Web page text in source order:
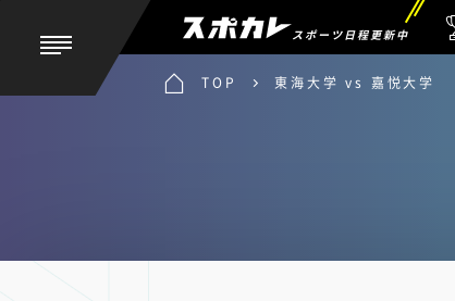
スポーツ日程更新中
TOP 東海大学 vs 嘉悦大学